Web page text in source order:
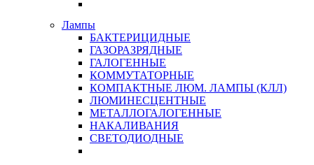
Лампы
БАКТЕРИЦИДНЫЕ
ГАЗОРАЗРЯДНЫЕ
ГАЛОГЕННЫЕ
КОММУТАТОРНЫЕ
КОМПАКТНЫЕ ЛЮМ. ЛАМПЫ (КЛЛ)
ЛЮМИНЕСЦЕНТНЫЕ
МЕТАЛЛОГАЛОГЕННЫЕ
НАКАЛИВАНИЯ
СВЕТОДИОДНЫЕ